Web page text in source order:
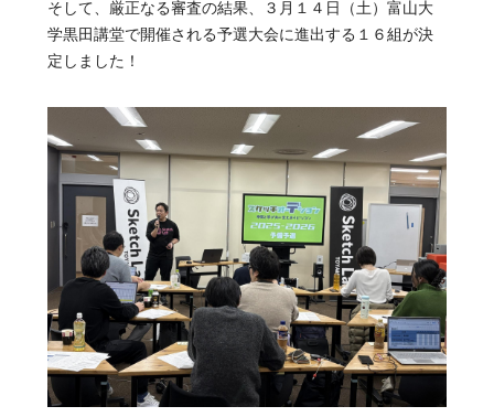
そして、厳正なる審査の結果、３月１４日（土）富山大
学黒田講堂で開催される予選大会に進出する１６組が決
定しました！